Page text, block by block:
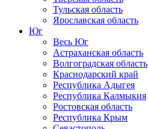
Тульская область
Ярославская область
Юг
Весь Юг
Астраханская область
Волгоградская область
Краснодарский край
Республика Адыгея
Республика Калмыкия
Ростовская область
Республика Крым